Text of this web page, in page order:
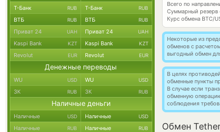
Всего по
Суммарный резерв
Курс обмена BTC/
Некоторые из
обменов с
выгодный обмен
В целях
обменные пункты
В случае если
обменную
соблюдения
Обмен
Т-Банк RUB Т-Банк RUB
ВТБ RUB ВТБ RUB
Приват 24 UAH Приват 24 UAH
Kaspi Bank KZT Kaspi Bank KZT
Revolut EUR Revolut EUR
Денежные переводы
WU USD WU USD
ЗК RUB ЗК RUB
Наличные деньги
Наличные USD Наличные USD
Наличные RUB Наличные RUB